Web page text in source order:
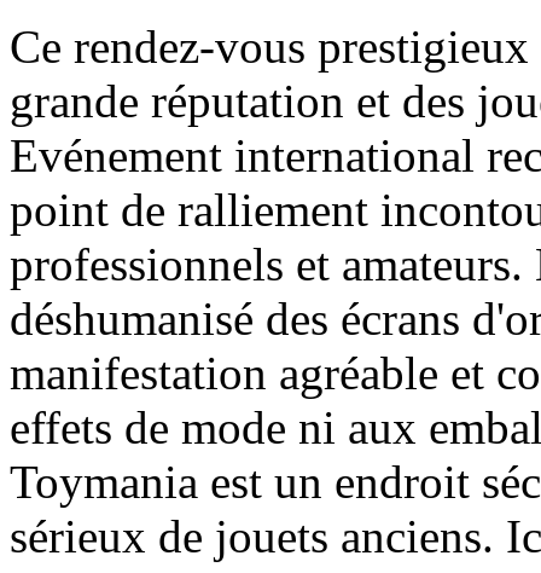
Ce rendez-vous
grande réputation et des
Evénement international
point de ralliement
professionnels et
déshumanisé des écrans
manifestation agréable et
effets de mode ni aux
Toymania est un endroit
sérieux de jouets anciens.